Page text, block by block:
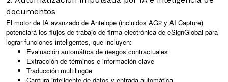
documentos
El motor de IA avanzado de Antelope (incluidos AG2 y AI Capture)
potenciará los flujos de trabajo de firma electrónica de eSignGlobal para
lograr funciones inteligentes, que incluyen:
Evaluación automática de riesgos contractuales
Extracción de términos e información clave
Traducción multilingüe